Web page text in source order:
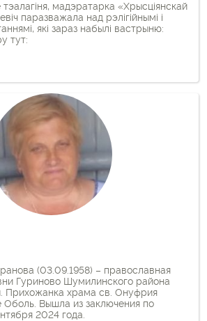
мадэратарка «Хрысціянскай
паразважала над рэлігійнымі і
які зараз набылі вастрыню:
тут:
(03.09.1958) – православная
Гуриново Шумилинского района
Прихожанка храма св. Онуфрия
Оболь. Вышла из заключения по
2024 года.